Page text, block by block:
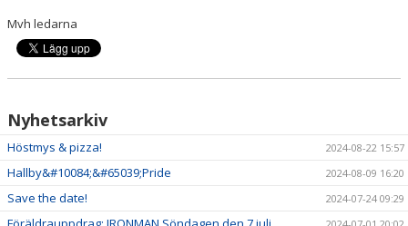
Mvh ledarna
Nyhetsarkiv
Höstmys & pizza! 2024-08-22 15:57
Hallby&#10084;&#65039;Pride 2024-08-09 16:20
Save the date! 2024-07-24 09:29